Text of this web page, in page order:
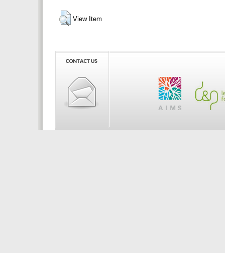
View Item